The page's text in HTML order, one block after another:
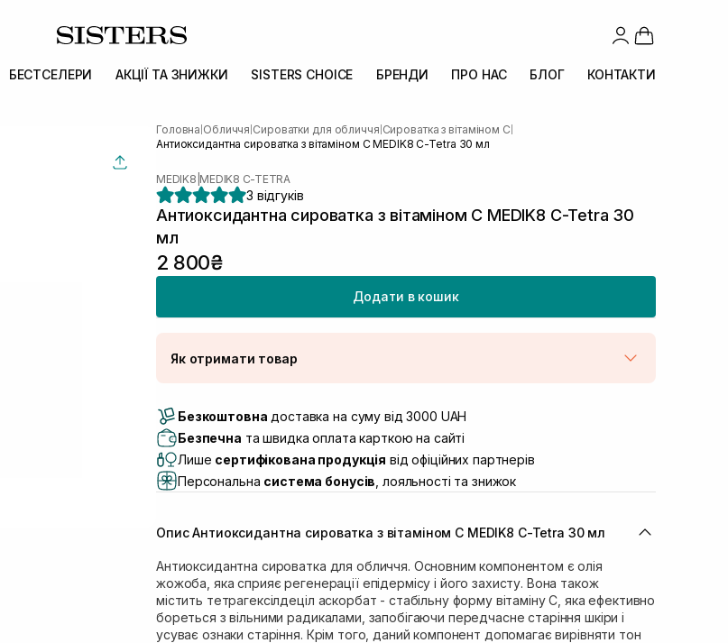
БЕСТСЕЛЕРИ АКЦІЇ ТА ЗНИЖКИ SISTERS CHOICE БРЕНДИ ПРО НАС БЛОГ КОНТАКТИ
Головна Обличчя Сироватки для обличчя Сироватка з вітаміном С
Антиоксидантна сироватка з вітаміном С MEDIK8 C-Tetra 30 мл
MEDIK8 MEDIK8 C-TETRA
3 відгуків
Антиоксидантна сироватка з вітаміном С MEDIK8 C-Tetra 30
мл
2 800₴
Додати в кошик
Як отримати товар
Самовивіз м. Луцьк, вул. Винниченка 4
Самовивіз м. Львів, вул. Академіка Підстригача, 1В (Duck’s
Самовивіз м. Львів, вул. Івана Франка 36
Самовивіз м. Львів, вул. Степана Бандери 45 В наявності
Самовивіз м. Рівне, вул. Кулика і Гудачека 23 (ТЦ Екватор) В наявності
Безкоштовна доставка на суму від 3000 UAH
Безпечна та швидка оплата карткою на сайті
Лише сертифікована продукція від офіційних партнерів
Персональна система бонусів , лояльності та знижок
Опис Антиоксидантна сироватка з вітаміном С MEDIK8 C-Tetra 30 мл
Антиоксидантна сироватка для обличчя. Основним компонентом є олія
жожоба, яка сприяє регенерації епідермісу і його захисту. Вона також
містить тетрагексілдеціл аскорбат - стабільну форму вітаміну С, яка ефективно
бореться з вільними радикалами, запобігаючи передчасне старіння шкіри і
усуває ознаки старіння. Крім того, даний компонент допомагає вирівняти тон